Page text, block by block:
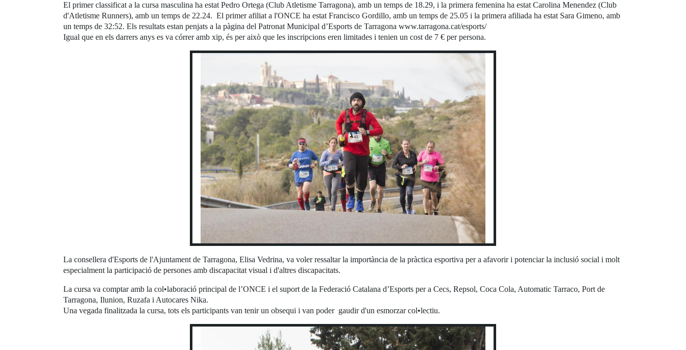
El primer classificat a la cursa masculina ha estat Pedro Ortega (Club Atletisme Tarragona), amb un temps de 18.29, i la primera femenina ha estat Carolina Menendez (Club
d'Atletisme Runners), amb un temps de 22.24. El primer afiliat a l'ONCE ha estat Francisco Gordillo, amb un temps de 25.05 i la primera afiliada ha estat Sara Gimeno, amb
un temps de 32:52. Els resultats estan penjats a la pàgina del Patronat Municipal d’Esports de Tarragona www.tarragona.cat/esports/
Igual que en els darrers anys es va córrer amb xip, és per això que les inscripcions eren limitades i tenien un cost de 7 € per persona.
La consellera d'Esports de l'Ajuntament de Tarragona, Elisa Vedrina, va voler ressaltar la importància de la pràctica esportiva per a afavorir i potenciar la inclusió social i molt
especialment la participació de persones amb discapacitat visual i d'altres discapacitats.
La cursa va comptar amb la col•laboració principal de l’ONCE i el suport de la Federació Catalana d’Esports per a Cecs, Repsol, Coca Cola, Automatic Tarraco, Port de
Tarragona, Ilunion, Ruzafa i Autocares Nika.
Una vegada finalitzada la cursa, tots els participants van tenir un obsequi i van poder gaudir d'un esmorzar col•lectiu.